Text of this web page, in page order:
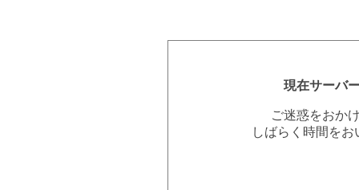
現在サーバ
ご迷惑をおか
しばらく時間を